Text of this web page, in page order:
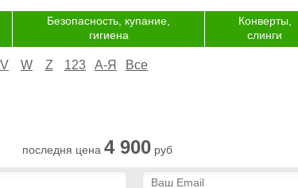
Безопасность, купание,
гигиена
Конверты,
слинги
V W Z 123 А-Я Все
последня цена 4 900 руб